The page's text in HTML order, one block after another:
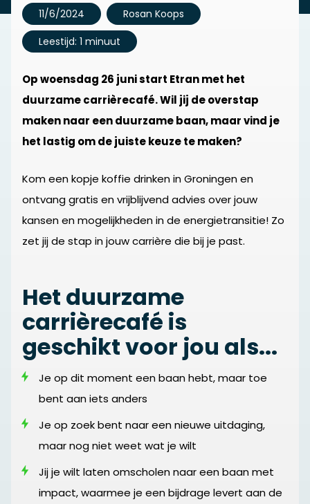
11/6/2024
Rosan Koops
Leestijd: 1 minuut
Op woensdag 26 juni start Etran met het
duurzame carrièrecafé. Wil jij de overstap
maken naar een duurzame baan, maar vind je
het lastig om de juiste keuze te maken?
Kom een kopje koffie drinken in Groningen en
ontvang gratis en vrijblijvend advies over jouw
kansen en mogelijkheden in de energietransitie! Zo
zet jij de stap in jouw carrière die bij je past.
Het duurzame
carrièrecafé is
geschikt voor jou als...
Je op dit moment een baan hebt, maar toe
bent aan iets anders
Je op zoek bent naar een nieuwe uitdaging,
maar nog niet weet wat je wilt
Jij je wilt laten omscholen naar een baan met
impact, waarmee je een bijdrage levert aan de